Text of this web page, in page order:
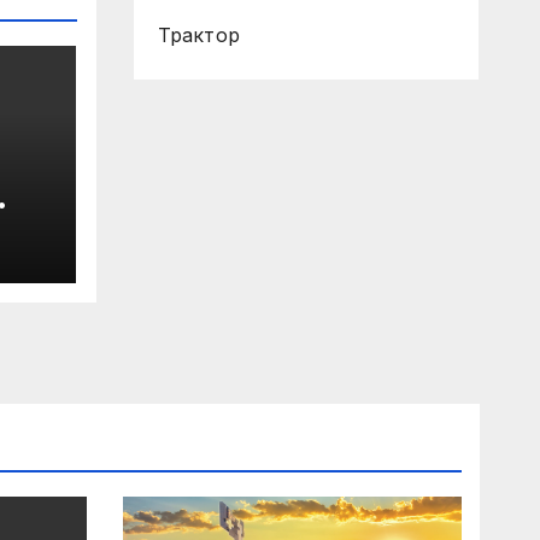
Трактор